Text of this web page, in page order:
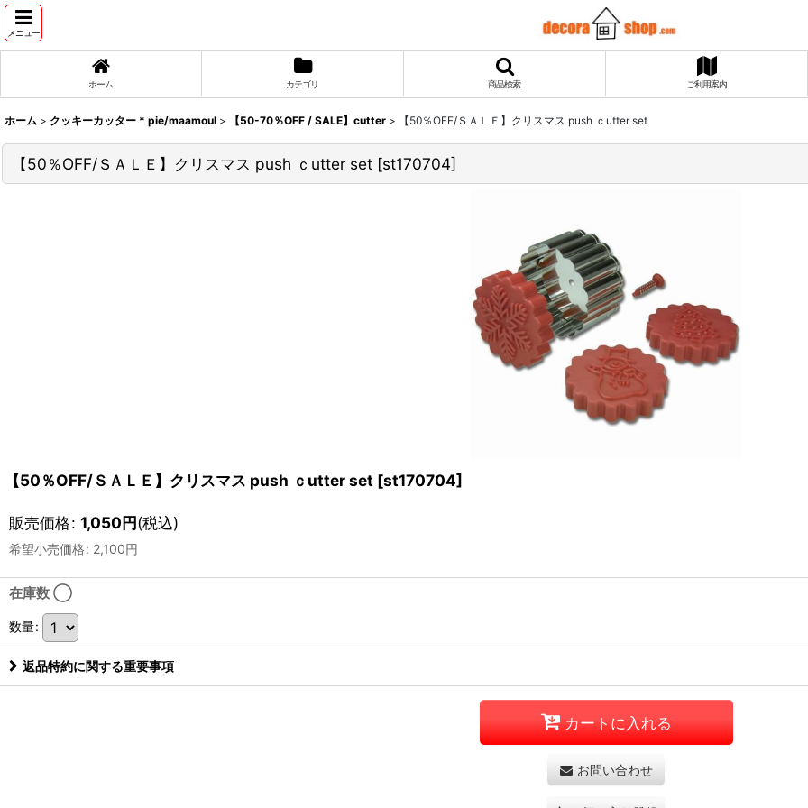
メニュー
ホーム カテゴリ 商品検索 ご利用案内
ホーム > クッキーカッター * pie/maamoul > 【50-70％OFF / SALE】cutter > 【50％OFF/ＳＡＬＥ】クリスマス push ｃutter set
【50％OFF/ＳＡＬＥ】クリスマス push ｃutter set [st170704]
【50％OFF/ＳＡＬＥ】クリスマス push ｃutter set [st170704]
販売価格: 1,050円(税込)
希望小売価格: 2,100円
在庫数 ◯
数量:
返品特約に関する重要事項
カートに入れる
お問い合わせ